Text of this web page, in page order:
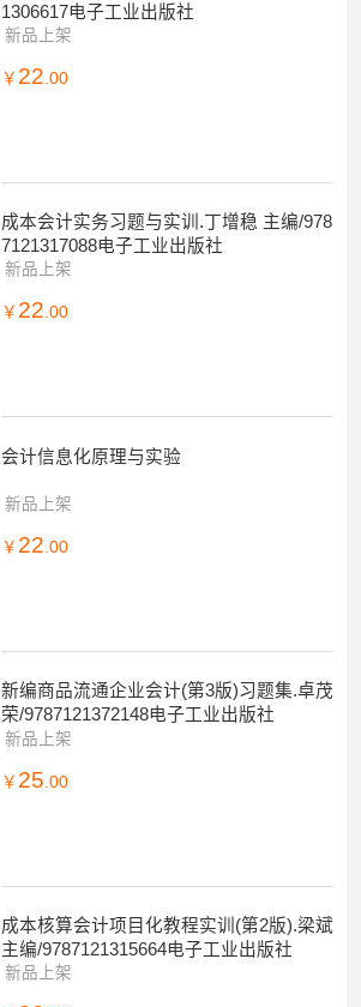
1306617电子工业出版社
新品上架
￥ 22 .00
成本会计实务习题与实训.丁增稳 主编/978
7121317088电子工业出版社
新品上架
￥ 22.00
会计信息化原理与实验
新品上架
￥ 22 .00
新编商品流通企业会计(第3版)习题集.卓茂
荣/9787121372148电子工业出版社
新品上架
￥ 25 .00
成本核算会计项目化教程实训(第2版).梁斌
主编/9787121315664电子工业出版社
新品上架